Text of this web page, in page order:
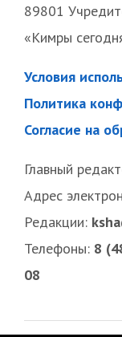
89801
«Кимры
Условия
Политика
Согласие на
Главный
Адрес
Редакции:
Телефоны: 8
08